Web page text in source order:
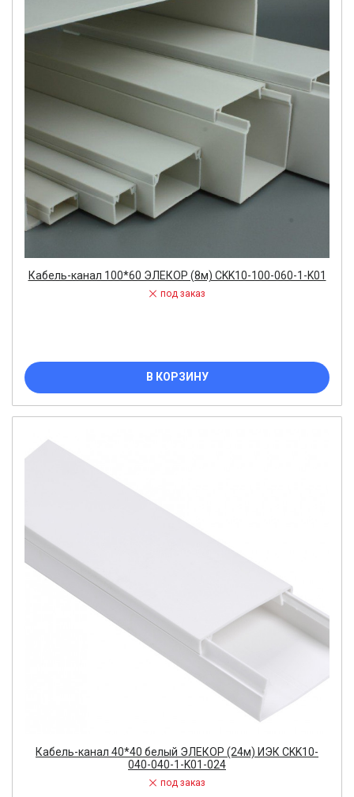
Кабель-канал 100*60 ЭЛЕКОР (8м) CKK10-100-060-1-K01
под заказ
В КОРЗИНУ
Кабель-канал 40*40 белый ЭЛЕКОР (24м) ИЭК CKK10-
040-040-1-K01-024
под заказ